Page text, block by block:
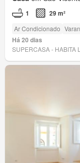
1 29 m²
Ar Condicionado
Há 20 dias
SUPERCASA - HABITA